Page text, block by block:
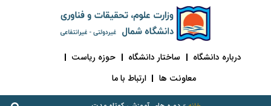
درباره دانشگاه ساختار دانشگاه
حوزه ریاست
معاونت ها
ارتباط با ما